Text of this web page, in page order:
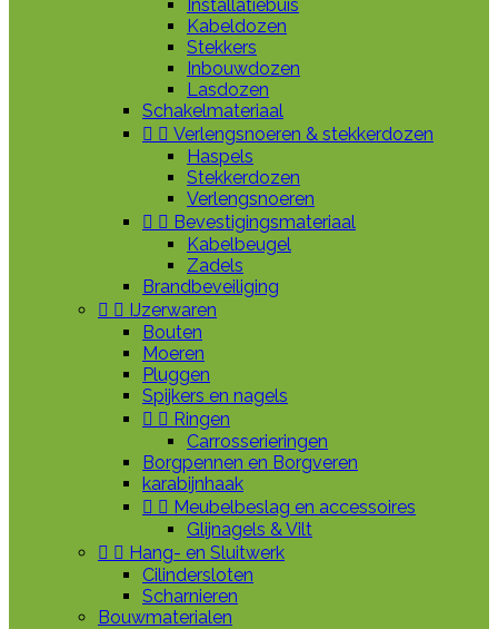
Installatiebuis
Kabeldozen
Stekkers
Inbouwdozen
Lasdozen
Schakelmateriaal
  Verlengsnoeren & stekkerdozen
Haspels
Stekkerdozen
Verlengsnoeren
  Bevestigingsmateriaal
Kabelbeugel
Zadels
Brandbeveiliging
  IJzerwaren
Bouten
Moeren
Pluggen
Spijkers en nagels
  Ringen
Carrosserieringen
Borgpennen en Borgveren
karabijnhaak
  Meubelbeslag en accessoires
Glijnagels & Vilt
  Hang- en Sluitwerk
Cilindersloten
Scharnieren
Bouwmaterialen